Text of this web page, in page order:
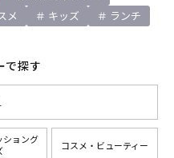
メ キッズ ランチ
で探す
ショング
コスメ・ビューティー